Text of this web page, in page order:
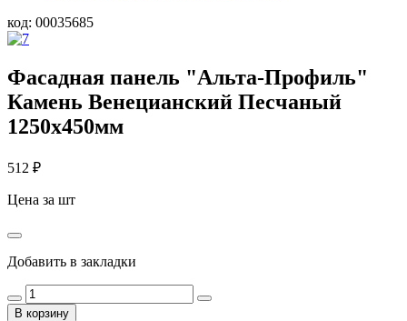
код: 00035685
Фасадная панель "Альта-Профиль"
Камень Венецианский Песчаный
1250х450мм
512 ₽
Цена за шт
Добавить в закладки
В корзину